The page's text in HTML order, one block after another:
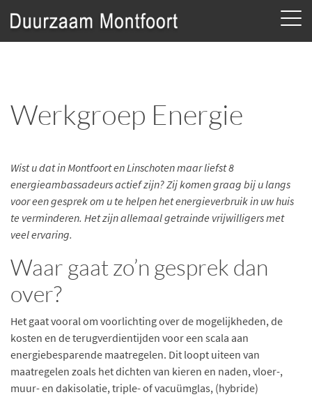
Werkgroep Energie
Wist u dat in Montfoort en Linschoten maar liefst 8
energieambassadeurs actief zijn? Zij komen graag bij u langs
voor een gesprek om u te helpen het energieverbruik in uw huis
te verminderen. Het zijn allemaal getrainde vrijwilligers met
veel ervaring.
Waar gaat zo’n gesprek dan
over?
Het gaat vooral om voorlichting over de mogelijkheden, de
kosten en de terugverdientijden voor een scala aan
energiebesparende maatregelen. Dit loopt uiteen van
maatregelen zoals het dichten van kieren en naden, vloer-,
muur- en dakisolatie, triple- of vacuümglas, (hybride)